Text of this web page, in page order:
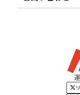
四国・九州エリ